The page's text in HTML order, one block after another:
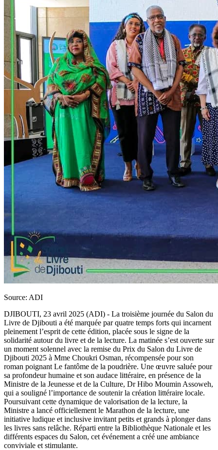
Source: ADI
DJIBOUTI, 23 avril 2025 (ADI) - La troisième journée du Salon du
Livre de Djibouti a été marquée par quatre temps forts qui incarnent
pleinement l’esprit de cette édition, placée sous le signe de la
solidarité autour du livre et de la lecture. La matinée s’est ouverte sur
un moment solennel avec la remise du Prix du Salon du Livre de
Djibouti 2025 à Mme Choukri Osman, récompensée pour son
roman poignant Le fantôme de la poudrière. Une œuvre saluée pour
sa profondeur humaine et son audace littéraire, en présence de la
Ministre de la Jeunesse et de la Culture, Dr Hibo Moumin Assoweh,
qui a souligné l’importance de soutenir la création littéraire locale.
Poursuivant cette dynamique de valorisation de la lecture, la
Ministre a lancé officiellement le Marathon de la lecture, une
initiative ludique et inclusive invitant petits et grands à plonger dans
les livres sans relâche. Réparti entre la Bibliothèque Nationale et les
différents espaces du Salon, cet événement a créé une ambiance
conviviale et stimulante.